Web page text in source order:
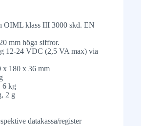
OIML klass III 3000 skd. EN
mm höga siffror.
12-24 VDC (2,5 VA max) via
x 180 x 36 mm
6 kg
2 g
datakassa/register